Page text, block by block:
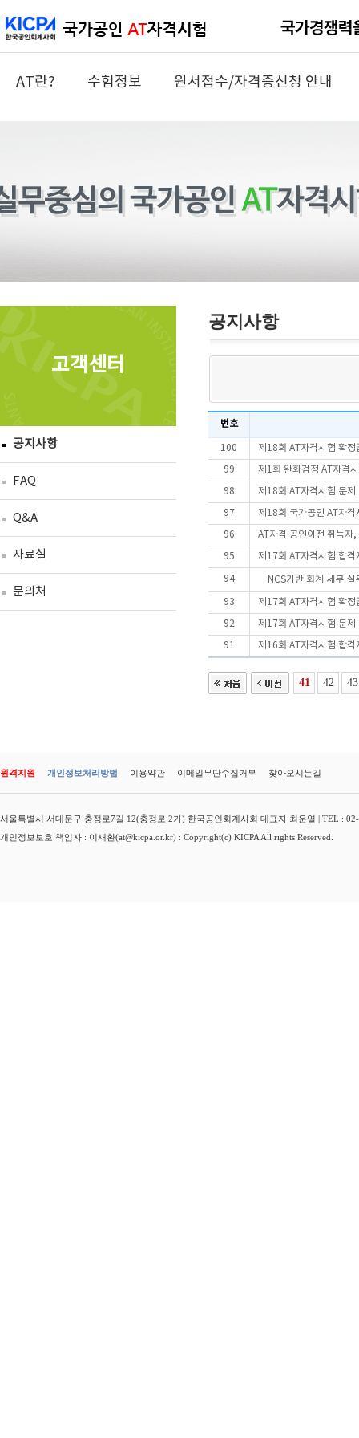
AT란? 수험정보 원서접수/자격증신청 안내
고객센터
공지사항
FAQ
Q&A
자료실
문의처
공지사항
번호
100 제18회 AT자격시험 확정
99 제1회 완화검정 AT자격
98 제18회 AT자격시험 문
97 제18회 국가공인 AT자격
96 AT자격 공인이전 취득자
95 제17회 AT자격시험 합격
94 「NCS기반 회계 세무
93 제17회 AT자격시험 확정
92 제17회 AT자격시험 문
91 제16회 AT자격시험 합격
41 42 43
원격지원 개인정보처리방법 이용약관 이메일무단수집거부 찾아오시는길
서울특별시 서대문구 충정로7길 12(충정로 2가) 한국공인회계사회 대표자 최운열 | TEL :
개인정보보호 책임자 : 이재환(at@kicpa.or.kr) : Copyright(c) KICPA All rights Reserved.